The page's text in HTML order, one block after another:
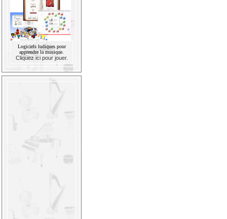
Logiciels ludiques pour
apprendre la musique.
Cliquez ici pour jouer.